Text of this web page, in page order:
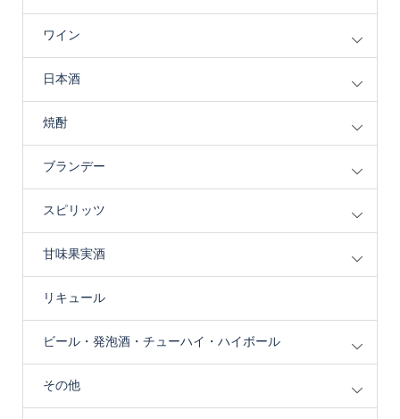
ワイン
日本酒
焼酎
ブランデー
スピリッツ
甘味果実酒
リキュール
ビール・発泡酒・チューハイ・ハイボール
その他